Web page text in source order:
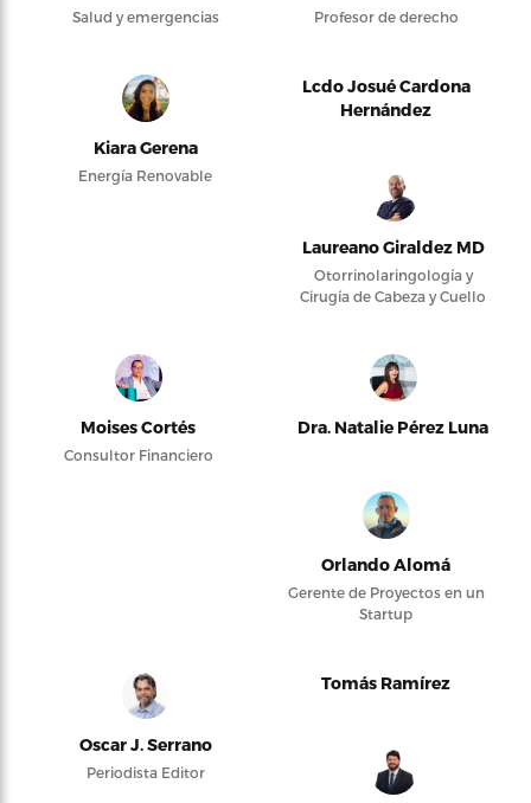
Salud y emergencias Profesor de derecho
Kiara Gerena
Energía Renovable
Lcdo Josué Cardona
Hernández
Laureano Giraldez MD
Otorrinolaringología y
Cirugía de Cabeza y Cuello
Moises Cortés
Consultor Financiero
Dra. Natalie Pérez Luna
Orlando Alomá
Gerente de Proyectos en un
Startup
Oscar J. Serrano
Periodista Editor
Tomás Ramírez